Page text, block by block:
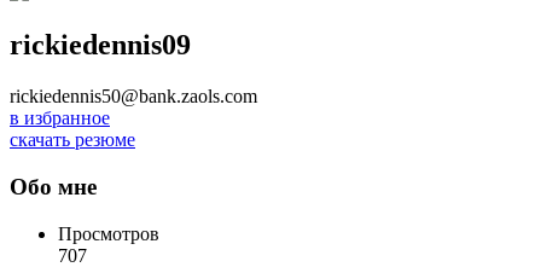
rickiedennis09
rickiedennis50@bank.zaols.com
в избранное
скачать резюме
Обо мне
Просмотров
707